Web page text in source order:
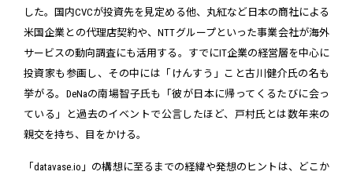
した。国内CVCが投資先を見定める他、丸紅など日本の商社による
米国企業との代理店契約や、NTTグループといった事業会社が海外
サービスの動向調査にも活用する。すでにIT企業の経営層を中心に
投資家も参画し、その中には「けんすう」こと古川健介氏の名も
挙がる。DeNaの南場智子氏も「彼が日本に帰ってくるたびに会っ
ている」と過去のイベントで公言したほど、戸村氏とは数年来の
親交を持ち、目をかける。
「datavase.io」の構想に至るまでの経緯や発想のヒントは、どこか